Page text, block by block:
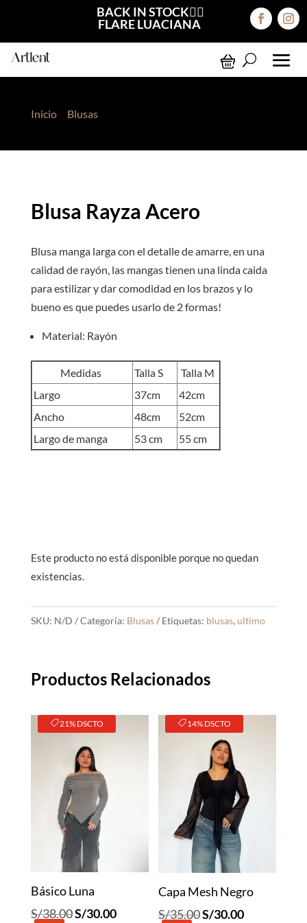
BACK IN STOCK❤️‍🔥
FLARE LUACIANA
Inicio> Blusas> Blusa Rayza Acero
Blusa Rayza Acero
Blusa manga larga con el detalle de amarre, en una
calidad de rayón, las mangas tienen una linda caida
para estilizar y dar comodidad en los brazos y lo
bueno es que puedes usarlo de 2 formas!
Material: Rayón
Medidas Talla S
Talla M
Largo
37cm
42cm
Ancho
48cm
52cm
Largo de manga
53 cm 55 cm
Este producto no está disponible porque no quedan
existencias.
SKU: N/D Categoría: Blusas Etiquetas: blusas, ultimo
Productos Relacionados
21% DSCTO
Básico Luna
S/38.00El
S/30.00El
14% DSCTO
Capa Mesh Negro
S/35.00El
S/30.00El